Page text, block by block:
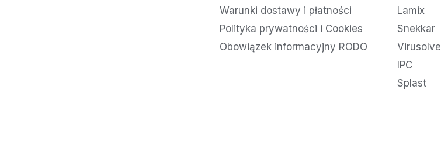
Warunki dostawy i płatności
Polityka prywatności i Cookies
Obowiązek informacyjny RODO
Lamix
Snekkar
IPC
Splast